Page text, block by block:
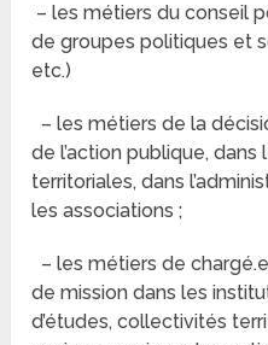
– les métiers du conseil
de groupes politiques et
etc.)
– les métiers de la
de l’action publique,
territoriales, dans
les associations ;
– les métiers de
de mission dans les
d’études, collectivités